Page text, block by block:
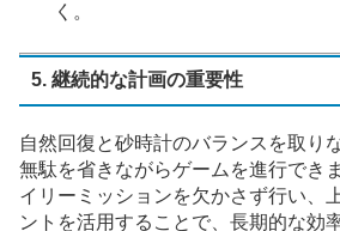
く。
5. 継続的な計画の重要性
自然回復と砂時計のバランスを取り
無駄を省きながらゲームを進行でき
イリーミッションを欠かさず行い、
ントを活用することで、長期的な効